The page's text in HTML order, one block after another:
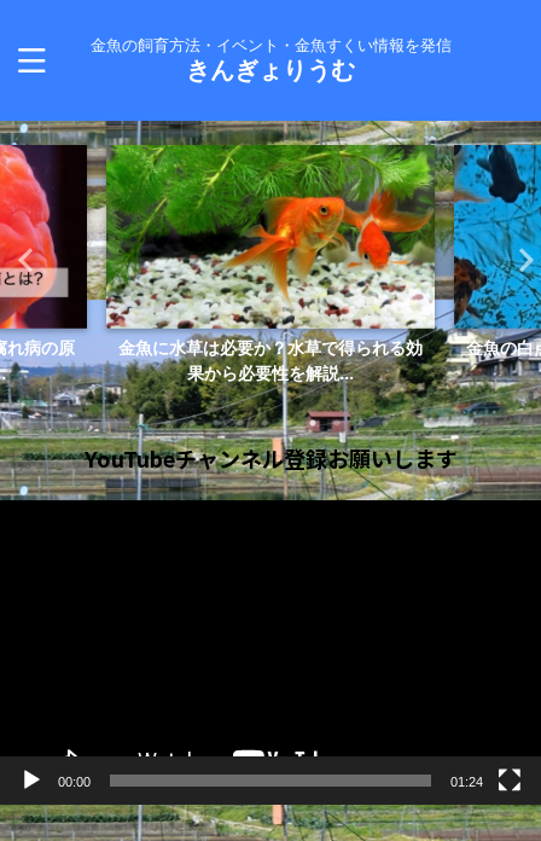
金魚の飼育方法・イベント・金魚すくい情報を発信
きんぎょりうむ
れ病の原
金魚に水草は必要か？水草で得られる効
果から必要性を解説...
金魚の白
YouTubeチャンネル登録お願いします
00:00 01:24